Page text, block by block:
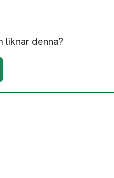
liknar denna?